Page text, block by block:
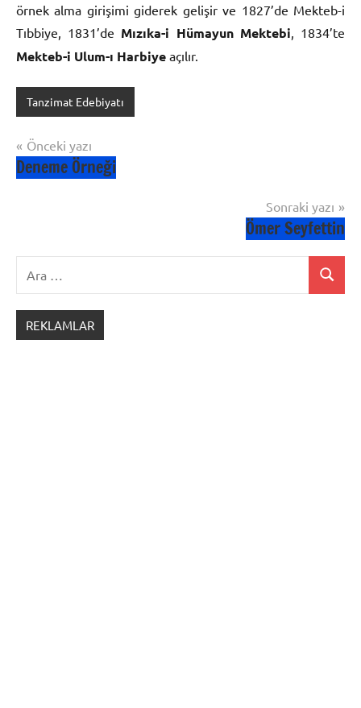
örnek alma girişimi giderek gelişir ve 1827’de Mekteb-i
Tıbbiye, 1831’de Mızıka-i Hümayun Mektebi , 1834’te
Mekteb-i Ulum-ı Harbiye açılır.
Tanzimat Edebiyatı
Yazı
gezinmesi
Önceki yazı
Deneme Örneği
Sonraki yazı
Ömer Seyfettin
Ara
REKLAMLAR